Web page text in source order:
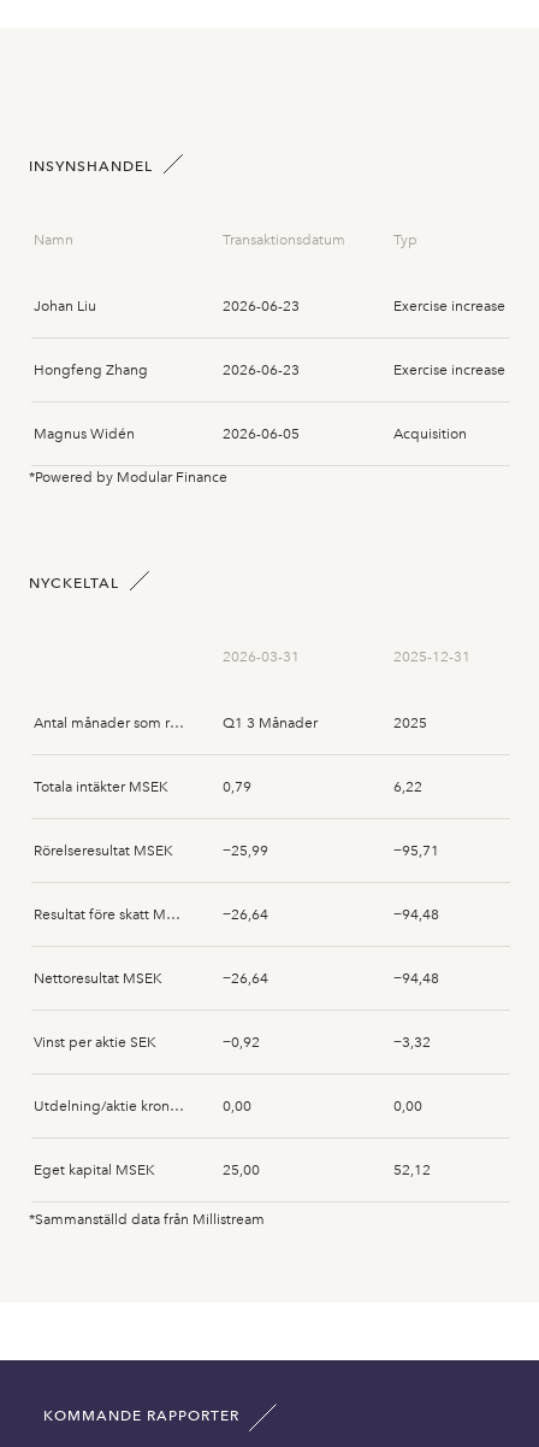
INSYNSHANDEL
Namn Transaktionsdatum Typ
Johan Liu 2026-06-23 Exercise increase
Hongfeng Zhang 2026-06-23 Exercise increase
Magnus Widén 2026-06-05 Acquisition
Hongfeng Zhang 2026-05-26 Disposal
Hongfeng Zhang 2026-05-26 Disposal
Magnus Widén 2026-05-08 Acquisition
Benjamin Vonjahf 2026-05-08 Acquisition
Patric Erlandsson 2026-05-07 Acquisition
Mats Bergh 2025-06-23 Subscription
Mats Bergh 2025-04-10 Acquisition
Mats Bergh 2025-04-08 Acquisition
*Powered by Modular Finance
NYCKELTAL
2026-03-31 2025-12-31
Antal månader som rapporten avser Q1 3 Månader 2025
Totala intäkter MSEK 0,79 6,22
Rörelseresultat MSEK −25,99 −95,71
Resultat före skatt MSEK −26,64 −94,48
Nettoresultat MSEK −26,64 −94,48
Vinst per aktie SEK −0,92 −3,32
Utdelning/aktie kronor SEK 0,00 0,00
Eget kapital MSEK 25,00 52,12
Omsättningstillgångar MSEK 28,98 29,60
Summa tillgångar MSEK 74,42
*Sammanställd data från Millistream
KOMMANDE RAPPORTER